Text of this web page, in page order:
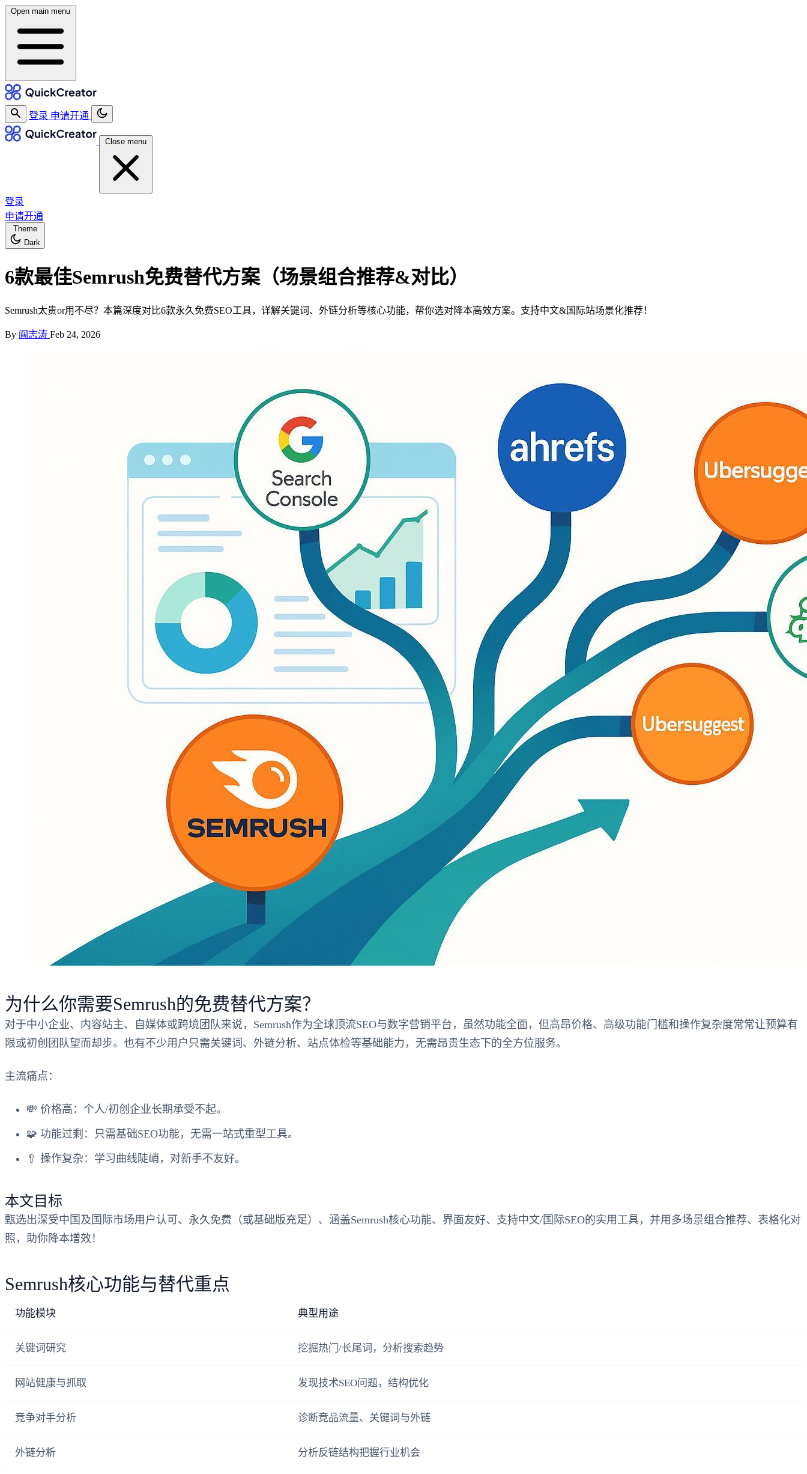
Open main menu
登录 申请开通
Close menu
登录
申请开通
Theme
Dark
6款最佳Semrush免费替代方案（场景组合推荐&对比）
Semrush太贵or用不尽？本篇深度对比6款永久免费SEO工具，详解关键词、外链分析等核心功能，帮你选对降本高效方案。支持中文&国际站场景化推荐！
By 阎志涛 Feb 24, 2026
为什么你需要Semrush的免费替代方案？
对于中小企业、内容站主、自媒体或跨境团队来说，Semrush作为全球顶流SEO与数字营销平台，虽然功能全面，但高昂价格、高级功能门槛和操作复杂度常常让预算有
限或初创团队望而却步。也有不少用户只需关键词、外链分析、站点体检等基础能力，无需昂贵生态下的全方位服务。
主流痛点：
💸 价格高 ：个人/初创企业长期承受不起。
🧩 功能过剩 ：只需基础SEO功能，无需一站式重型工具。
🥄 操作复杂 ：学习曲线陡峭，对新手不友好。
本文目标
甄选出深受中国及国际市场用户认可、永久免费（或基础版充足）、涵盖Semrush核心功能、界面友好、支持中文/国际SEO的实用工具，并用多场景组合推荐、表格化对
照，助你降本增效！
Semrush核心功能与替代重点
功能模块 典型用途
关键词研究 挖掘热门/长尾词，分析搜索趋势
网站健康与抓取 发现技术SEO问题，结构优化
竞争对手分析 诊断竞品流量、关键词与外链
外链分析 分析反链结构把握行业机会